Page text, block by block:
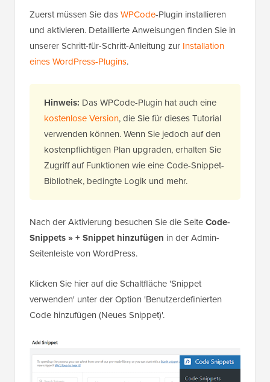
Zuerst müssen Sie dasWPCode-Plugin installieren
und aktivieren. Detaillierte Anweisungen finden Sie in
unserer Schritt-für-Schritt-Anleitung zur Installation
eines WordPress-Plugins.
Hinweis: Das WPCode-Plugin hat auch eine
kostenlose Version, die Sie für dieses Tutorial
verwenden können. Wenn Sie jedoch auf den
kostenpflichtigen Plan upgraden, erhalten Sie
Zugriff auf Funktionen wie eine Code-Snippet-
Bibliothek, bedingte Logik und mehr.
Nach der Aktivierung besuchen Sie die SeiteCode-
Snippets » + Snippet hinzufügen in der Admin-
Seitenleiste von WordPress.
Klicken Sie hier auf die Schaltfläche 'Snippet
verwenden' unter der Option 'Benutzerdefinierten
Code hinzufügen (Neues Snippet)'.